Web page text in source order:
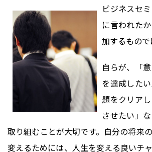
ビジネスセ
に言われた
加するもので
自らが、「
を達成した
題をクリア
させたい」
取り組むことが大切です。自分の将来
変えるためには、人生を変える良いチ